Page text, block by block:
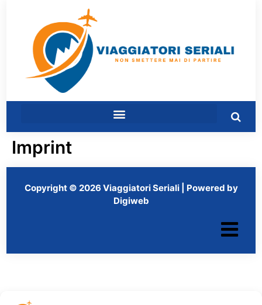
Imprint
Copyright © 2026 Viaggiatori Seriali | Powered by
Digiweb